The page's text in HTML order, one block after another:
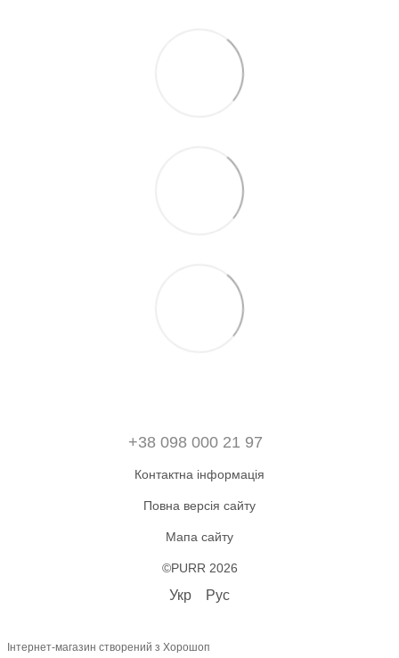
+38 098 000 21 97
Контактна інформація
Повна версія сайту
Мапа сайту
©PURR 2026
Укр Рус
Інтернет-магазин створений з Хорошоп